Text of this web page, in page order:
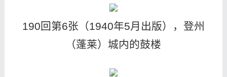
190回第6张（1940年5月出版），登州
（蓬莱）城内的鼓楼